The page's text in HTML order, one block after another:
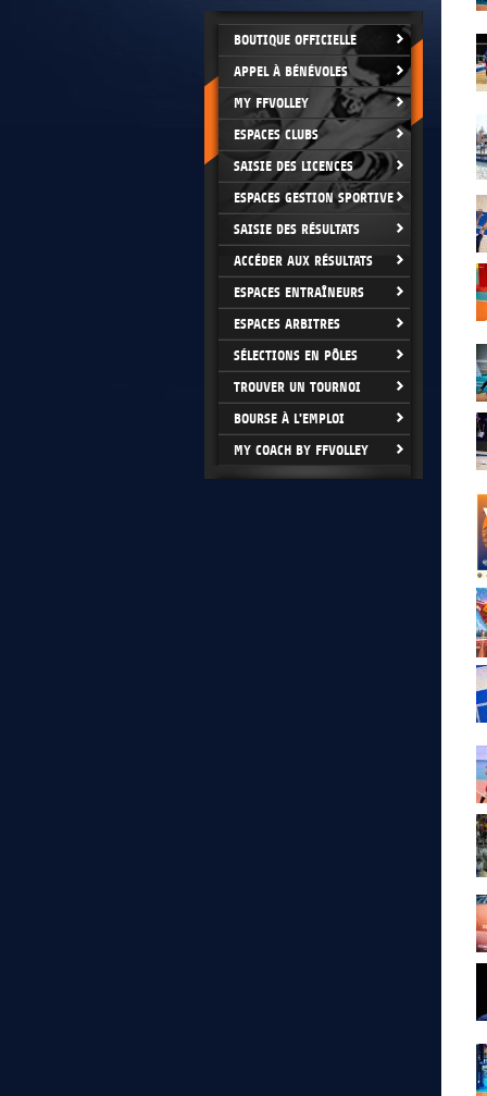
BOUTIQUE OFFICIELLE
APPEL À BÉNÉVOLES
MY FFVOLLEY
ESPACES CLUBS
SAISIE DES LICENCES
ESPACES GESTION SPORTIVE
SAISIE DES RÉSULTATS
ACCÉDER AUX RÉSULTATS
ESPACES ENTRAÎNEURS
ESPACES ARBITRES
SÉLECTIONS EN PÔLES
TROUVER UN TOURNOI
BOURSE À L'EMPLOI
MY COACH BY FFVOLLEY